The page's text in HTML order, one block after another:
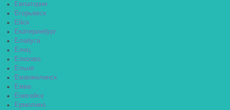
Евпатория
Егорьевск
Ейск
Екатеринбург
Елабуга
Елец
Елизово
Ельня
Еманжелинск
Емва
Енисейск
Ермолино